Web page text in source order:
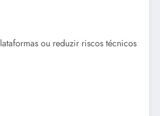
ou reduzir riscos técnicos